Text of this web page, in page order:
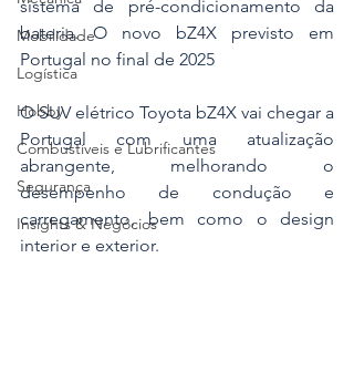
Mobilidade
Logística
Hobby
Combustíveis e Lubrificantes
Segurança
Insights & Negócios
sistema de pré-condicionamento da
bateria. O novo bZ4X previsto em
Portugal no final de 2025
O SUV elétrico Toyota bZ4X vai chegar a
Portugal com uma atualização
abrangente, melhorando o
desempenho de condução e
carregamento, bem como o design
interior e exterior.